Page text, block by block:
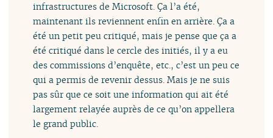
infrastructures de Microsoft. Ça l’a été,
maintenant ils reviennent enfin en arrière. Ça a
été un petit peu critiqué, mais je pense que ça a
été critiqué dans le cercle des initiés, il y a eu
des commissions d’enquête, etc., c’est un peu ce
qui a permis de revenir dessus. Mais je ne suis
pas sûr que ce soit une information qui ait été
largement relayée auprès de ce qu’on appellera
le grand public.